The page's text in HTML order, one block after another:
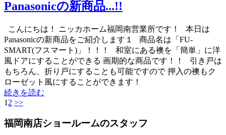
Panasonicの新商品...!!
こんにちは！ ニッカホーム福岡南営業所です！ 本日は
Panasonicの新商品をご紹介します１ 商品名は「FU-
SMART(フスマート)」！！！ 和室にある襖を「簡単」に洋
風ドアにすることができる 画期的な商品です！！ 引き戸は
もちろん、折り戸にすることも可能ですので 押入の襖もク
ローゼット風にすることができます！
続きを読む
1 2 >>
福岡南店ショールームのスタッフ